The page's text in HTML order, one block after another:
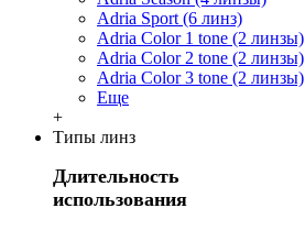
Adria Sport (6 линз)
Adria Сolor 1 tone (2 линзы)
Adria Сolor 2 tone (2 линзы)
Adria Сolor 3 tone (2 линзы)
Еще
+
Типы линз
Длительность
использования